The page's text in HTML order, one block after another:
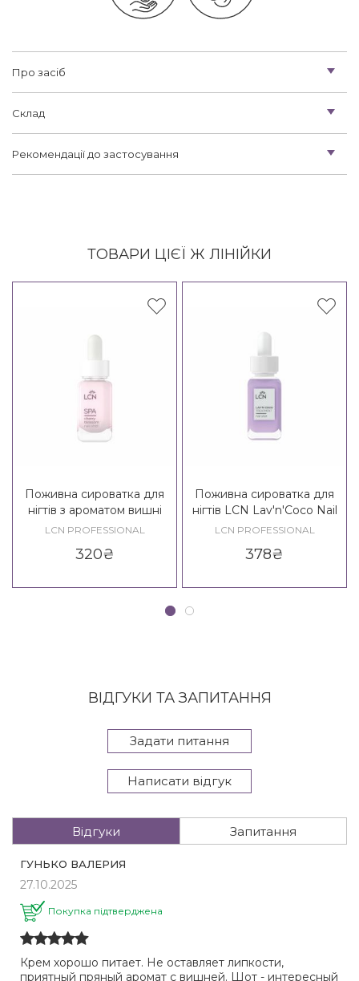
Про засіб
Склад
Рекомендації до застосування
ТОВАРИ ЦІЄЇ Ж ЛІНІЙКИ
Поживна сироватка для
нігтів з ароматом вишні
LCN SPA Nail Shot Cherry
LCN PROFESSIONAL
320₴
Поживна сироватка для
нігтів LCN Lav'n'Coco Nail
Shot
LCN PROFESSIONAL
378₴
ВІДГУКИ ТА ЗАПИТАННЯ
Задати питання
Написати відгук
Відгуки Запитання
ГУНЬКО ВАЛЕРИЯ
27.10.2025
Покупка підтверджена
Крем хорошо питает. Не оставляет липкости,
приятный пряный аромат с вишней. Шот - интересный